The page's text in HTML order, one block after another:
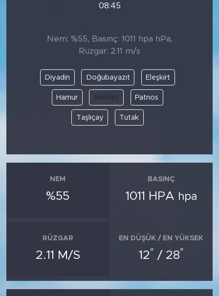
08:45
Nem: %55, Basınç: 1011 hpa hPa,
Rüzgar: 2.11 m/s
Diyadin Doğubayazıt Eleşkirt
Hamur Merkez Patnos
Taşlıçay Tutak
NEM
%55
BASINÇ
1011 HPA hpa
RÜZGAR
2.11 M/S
EN DÜŞÜK / EN YÜKSEK
12° / 28°
POLİTİKA
EKONOMİ
TARİHTEN GÜNÜMÜZE
KADIN